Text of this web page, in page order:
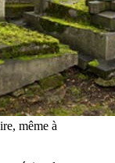
même à